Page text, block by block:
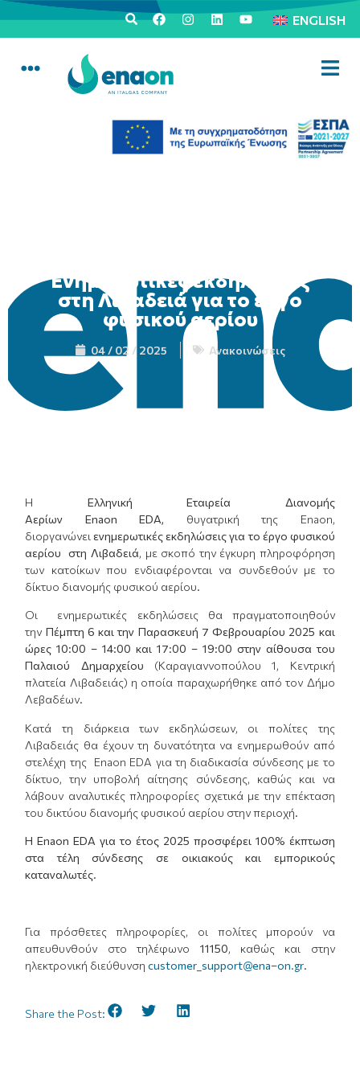
ENGLISH
Eνημερωτικές εκδηλώσεις
στη Λιβαδειά για το έργο
φυσικού αερίου
04 / 02 / 2025 Ανακοινώσεις
Η Ελληνική Εταιρεία Διανομής
Αερίων Enaon EDA, θυγατρική της Enaon,
διοργανώνει ενημερωτικές εκδηλώσεις για το έργο φυσικού
αερίου
στη Λιβαδειά, με σκοπό την έγκυρη πληροφόρηση
των κατοίκων που ενδιαφέρονται να συνδεθούν με το
δίκτυο διανομής φυσικού αερίου.
Οι ενημερωτικές εκδηλώσεις θα πραγματοποιηθούν
την Πέμπτη 6 και την Παρασκευή 7 Φεβρουαρίου 2025 και
ώρες 10:00 – 14:00 και 17:00 – 19:00 στην αίθουσα του
Παλαιού Δημαρχείου (Καραγιαννοπούλου 1, Κεντρική
πλατεία Λιβαδειάς) η οποία παραχωρήθηκε από τον Δήμο
Λεβαδέων.
Κατά τη διάρκεια των εκδηλώσεων, οι πολίτες της
Λιβαδειάς θα έχουν τη δυνατότητα να ενημερωθούν από
στελέχη της Enaon EDA για τη διαδικασία σύνδεσης με το
δίκτυο, την υποβολή αίτησης σύνδεσης, καθώς και να
λάβουν αναλυτικές πληροφορίες σχετικά με την επέκταση
του δικτύου διανομής φυσικού αερίου στην περιοχή.
ΗEnaon EDA για το έτος 2025 προσφέρει 100% έκπτωση
στα τέλη σύνδεσης σε οικιακούς και εμπορικούς
καταναλωτές.
Για πρόσθετες πληροφορίες, οι πολίτες μπορούν να
απευθυνθούν στο τηλέφωνο 11150, καθώς και στην
ηλεκτρονική διεύθυνσηcustomer_support@ena–on.gr.
Share the Post: